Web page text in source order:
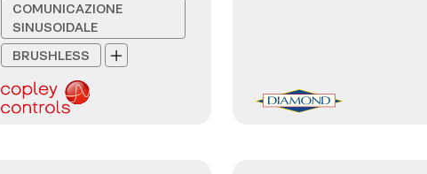
COMUNICAZIONE
SINUSOIDALE
BRUSHLESS